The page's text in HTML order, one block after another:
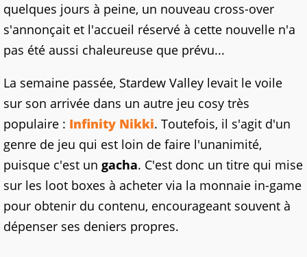
quelques jours à peine, un nouveau cross-over
s'annonçait et l'accueil réservé à cette nouvelle n'a
pas été aussi chaleureuse que prévu...
La semaine passée, Stardew Valley levait le voile
sur son arrivée dans un autre jeu cosy très
populaire : Infinity Nikki. Toutefois, il s'agit d'un
genre de jeu qui est loin de faire l'unanimité,
puisque c'est un gacha. C'est donc un titre qui mise
sur les loot boxes à acheter via la monnaie in-game
pour obtenir du contenu, encourageant souvent à
dépenser ses deniers propres.